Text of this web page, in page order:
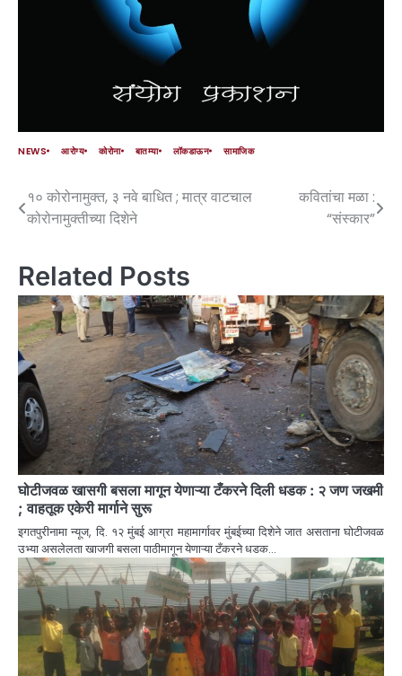
NEWS आरोग्य कोरोना बातम्या लॉकडाऊन सामाजिक
१० कोरोनामुक्त, ३ नवे बाधित ; मात्र वाटचाल
कोरोनामुक्तीच्या दिशेने
कवितांचा मळा :
“संस्कार”
Related Posts
घोटीजवळ खासगी बसला मागून येणाऱ्या टँकरने दिली धडक : २ जण जखमी
; वाहतूक एकेरी मार्गाने सुरू
इगतपुरीनामा न्यूज, दि. १२ मुंबई आग्रा महामार्गावर मुंबईच्या दिशेने जात असताना घोटीजवळ
उभ्या असलेलता खाजगी बसला पाठीमागून येणाऱ्या टँकरने धडक…